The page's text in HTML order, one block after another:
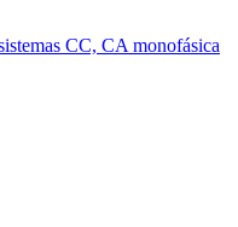
CC, CA monofásica